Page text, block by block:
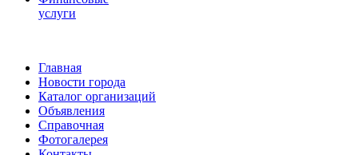
услуги
Главная
Новости города
Каталог организаций
Объявления
Справочная
Фотогалерея